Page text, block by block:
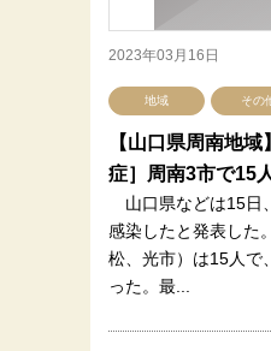
2023年03月16日
地域 その
【山口県周南地
症］周南3市で15
山口県などは15日
感染したと発表した
松、光市）は15人で
った。最...